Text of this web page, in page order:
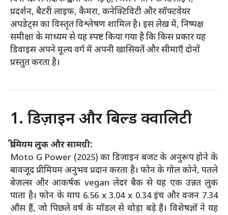
प्रदर्शन, बैटरी लाइफ, कैमरा, कनेक्टिविटी और सॉफ्टवेयर
अपडेट्स का विस्तृत विश्लेषण शामिल है। इस लेख में, निष्पक्ष
समीक्षा के माध्यम से यह स्पष्ट किया गया है कि किस प्रकार यह
डिवाइस अपने मूल्य वर्ग में अपनी खासियतें और सीमाएँ दोनों
प्रस्तुत करता है।
1. डिज़ाइन और बिल्ड क्वालिटी
प्रीमियम लुक और सामग्री:
Moto G Power (2025) का डिज़ाइन बजट के अनुरूप होने के
बावजूद प्रीमियम अनुभव प्रदान करता है। फोन के गोल कोने, पतले
बेज़ल्स और आकर्षक vegan लेदर बैक से यह एक उन्नत लुक
पाता है। फोन के माप 6.56 x 3.04 x 0.34 इंच और वजन 7.34
औंस हैं, जो पिछले वर्ष के मॉडल से थोड़ा बड़े हैं। विशेषज्ञों ने यह